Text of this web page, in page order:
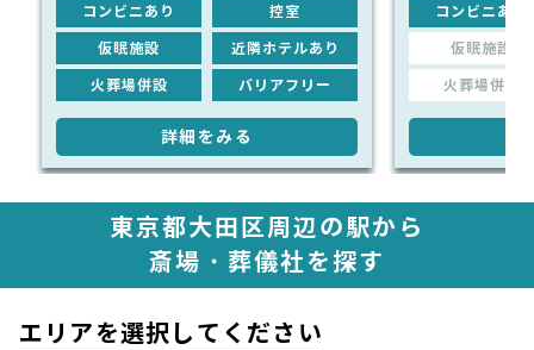
コンビニあり 控室
仮眠施設 近隣ホテルあり
火葬場併設 バリアフリー
詳細をみる
コンビニあり
仮眠施設
火葬場併設
東京都大田区周辺の駅から
斎場・葬儀社を探す
エリアを選択してください